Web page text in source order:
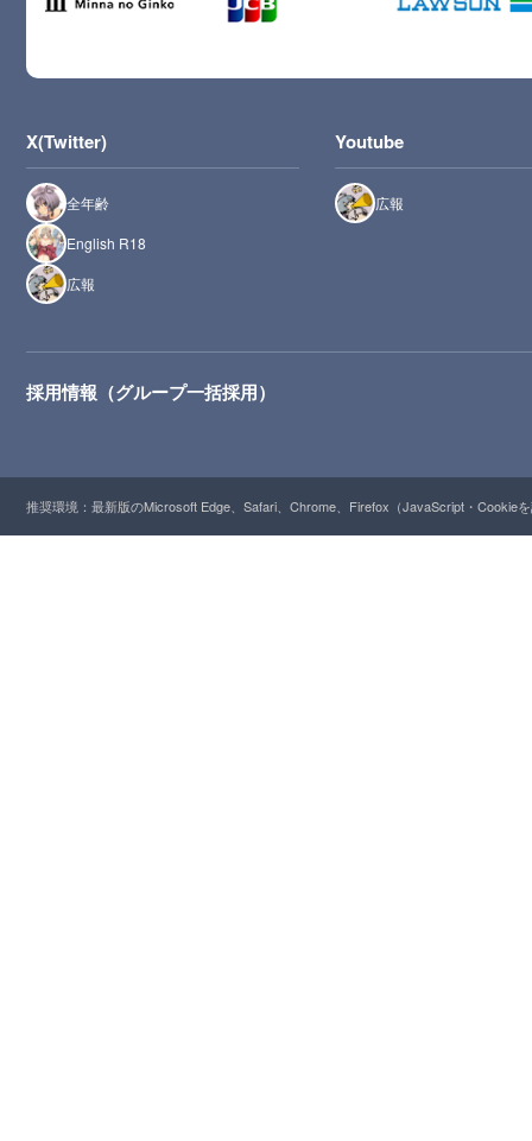
X(Twitter)
全年齢
English R18
広報
Youtube
広報
採用情報（グループ一括採用）
推奨環境：最新版のMicrosoft Edge、Safari、Chrome、Firefox（JavaScript・Cookie